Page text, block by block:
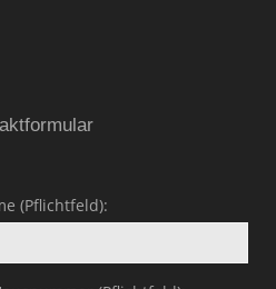
(Pflichtfeld):